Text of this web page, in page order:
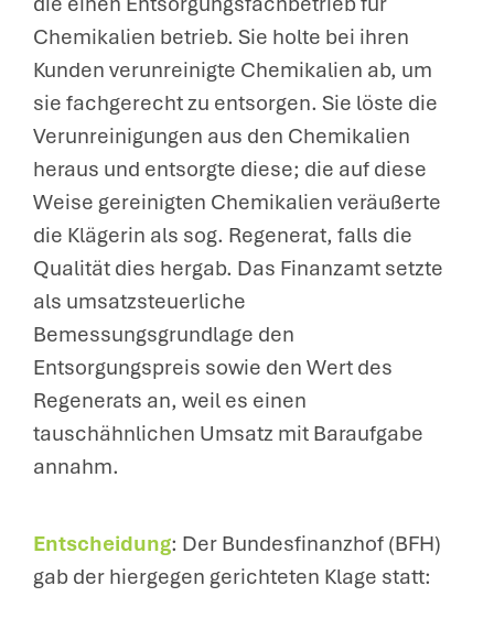
Chemikalien betrieb. Sie holte bei ihren
Kunden verunreinigte Chemikalien ab, um
sie fachgerecht zu entsorgen. Sie löste die
Verunreinigungen aus den Chemikalien
heraus und entsorgte diese; die auf diese
Weise gereinigten Chemikalien veräußerte
die Klägerin als sog. Regenerat, falls die
Qualität dies hergab. Das Finanzamt setzte
als umsatzsteuerliche
Bemessungsgrundlage den
Entsorgungspreis sowie den Wert des
Regenerats an, weil es einen
tauschähnlichen Umsatz mit Baraufgabe
annahm.
Entscheidung: Der Bundesfinanzhof (BFH)
gab der hiergegen gerichteten Klage statt: